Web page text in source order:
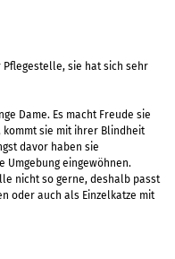
sie hat sich sehr
Dame. Es macht Freude sie
kommt sie mit ihrer Blindheit
davor haben sie
Umgebung eingewöhnen.
nicht so gerne, deshalb passt
oder auch als Einzelkatze mit